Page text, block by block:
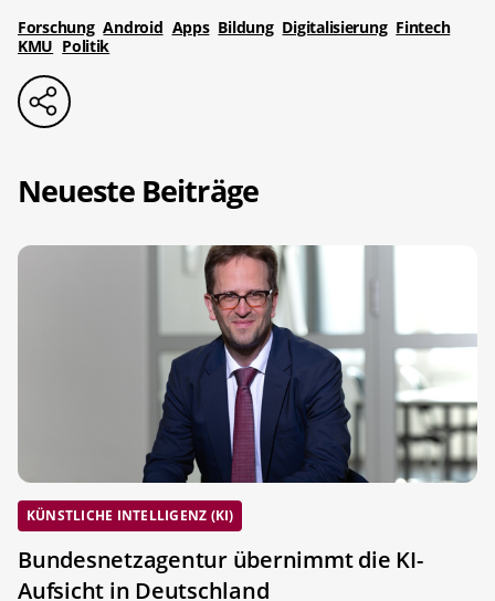
Forschung Android Apps Bildung Digitalisierung Fintech
KMU Politik
Neueste Beiträge
KÜNSTLICHE INTELLIGENZ (KI)
Bundesnetzagentur übernimmt die KI-
Aufsicht in Deutschland